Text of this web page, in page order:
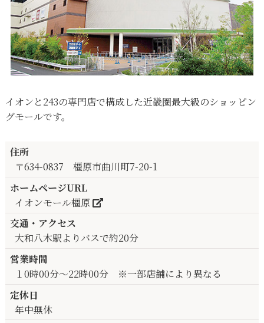
イオンと243の専門店で構成した近畿圏最大級のショッピン
グモールです。
住所
〒634-0837 橿原市曲川町7-20-1
ホームページURL
イオンモール橿原
交通・アクセス
大和八木駅よりバスで約20分
営業時間
１0時00分～22時00分 ※一部店舗により異なる
定休日
年中無休